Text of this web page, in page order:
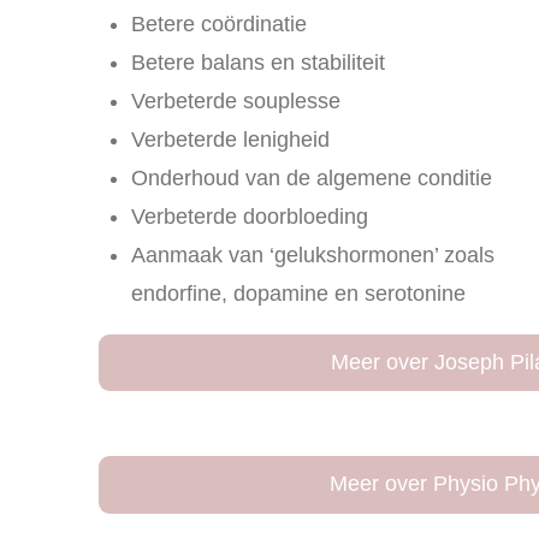
Betere coördinatie
Betere balans en stabiliteit
Verbeterde souplesse
Verbeterde lenigheid
Onderhoud van de algemene conditie
Verbeterde doorbloeding
Aanmaak van ‘gelukshormonen’ zoals
endorfine, dopamine en serotonine
Meer over Joseph
Meer over Physio